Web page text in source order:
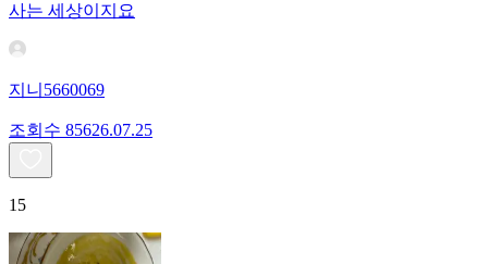
사는 세상이지요
지니5660069
조회수 85626.07.25
15